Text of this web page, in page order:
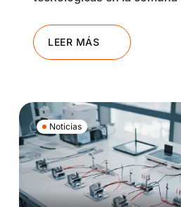
LEER MÁS
Noticias